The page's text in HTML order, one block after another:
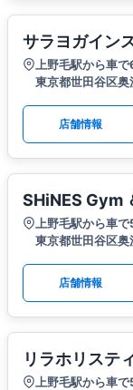
サラヨガイン
上野毛駅から車
東京都世田谷区
店舗情報
SHiNES Gym
上野毛駅から車
東京都世田谷区
店舗情報
リラホリステ
上野毛駅から車